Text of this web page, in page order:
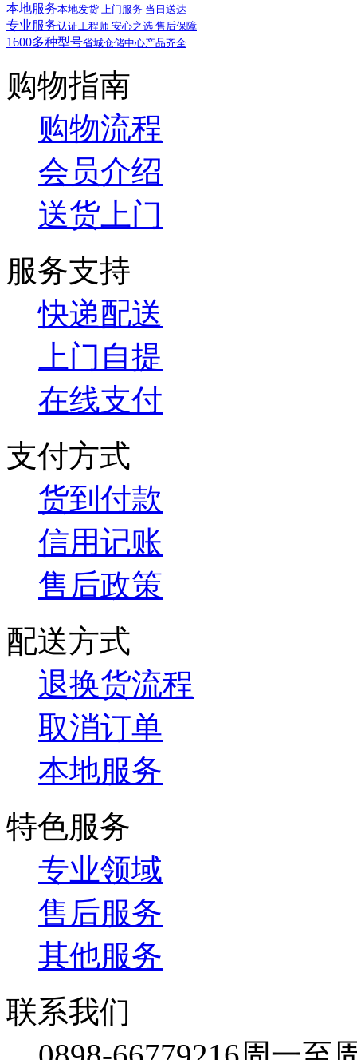
本地服务本地发货 上门服务 当日送达
专业服务认证工程师 安心之选 售后保障
1600多种型号省城仓储中心产品齐全
购物指南
购物流程
会员介绍
送货上门
服务支持
快递配送
上门自提
在线支付
支付方式
货到付款
信用记账
售后政策
配送方式
退换货流程
取消订单
本地服务
特色服务
专业领域
售后服务
其他服务
联系我们